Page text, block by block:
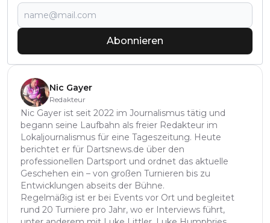
Abonnieren
Nic Gayer
Redakteur
Nic Gayer ist seit 2022 im Journalismus tätig und
begann seine Laufbahn als freier Redakteur im
Lokaljournalismus für eine Tageszeitung. Heute
berichtet er für Dartsnews.de über den
professionellen Dartsport und ordnet das aktuelle
Geschehen ein – von großen Turnieren bis zu
Entwicklungen abseits der Bühne.
Regelmäßig ist er bei Events vor Ort und begleitet
rund 20 Turniere pro Jahr, wo er Interviews führt,